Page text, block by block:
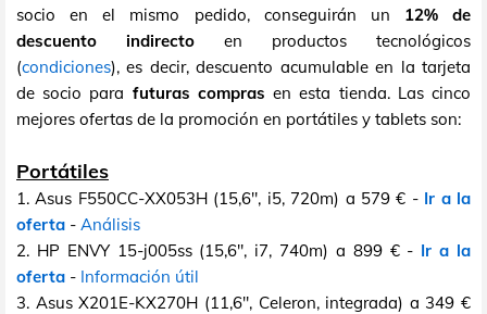
socio en el mismo pedido, conseguirán un 12% de
descuento indirecto en productos tecnológicos
(condiciones), es decir, descuento acumulable en la tarjeta
de socio para futuras compras en esta tienda. Las cinco
mejores ofertas de la promoción en portátiles y tablets son:
Portátiles
1. Asus F550CC-XX053H (15,6", i5, 720m) a 579 € - Ir a la
oferta - Análisis
2. HP ENVY 15-j005ss (15,6", i7, 740m) a 899 € - Ir a la
oferta - Información útil
3. Asus X201E-KX270H (11,6", Celeron, integrada) a 349 €